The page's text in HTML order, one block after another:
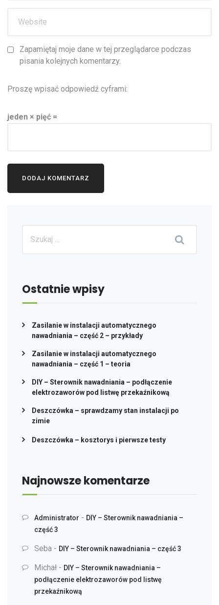
Zapamiętaj moje dane w tej przeglądarce podczas
pisania kolejnych komentarzy.
Proszę wpisać odpowiedź cyframi:
jeden × pięć =
Ostatnie wpisy
Zasilanie w instalacji automatycznego
nawadniania – część 2 – przykłady
Zasilanie w instalacji automatycznego
nawadniania – część 1 – teoria
DIY – Sterownik nawadniania – podłączenie
elektrozaworów pod listwę przekaźnikową
Deszczówka – sprawdzamy stan instalacji po
zimie
Deszczówka – kosztorys i pierwsze testy
Najnowsze komentarze
Administrator - DIY – Sterownik nawadniania –
część 3
Seba - DIY – Sterownik nawadniania – część 3
Michał - DIY – Sterownik nawadniania –
podłączenie elektrozaworów pod listwę
przekaźnikową